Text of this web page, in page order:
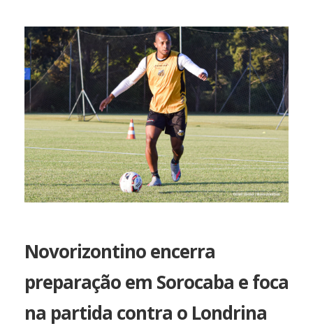
Novorizontino encerra
preparação em Sorocaba e foca
na partida contra o Londrina